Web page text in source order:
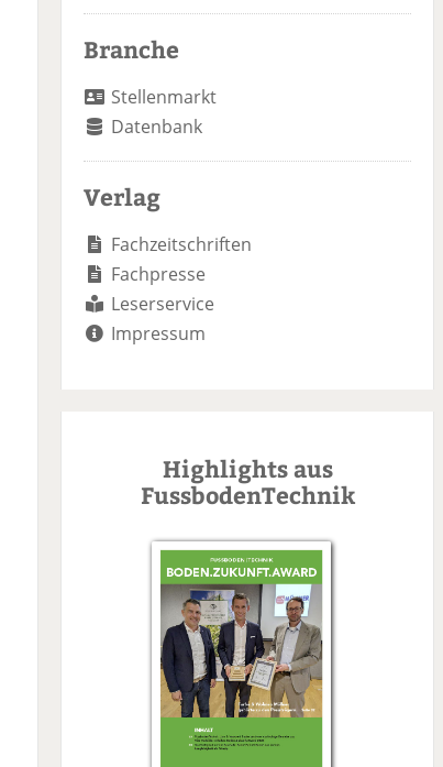
Branche
Stellenmarkt
Datenbank
Verlag
Fachzeitschriften
Fachpresse
Leserservice
Impressum
Highlights aus
FussbodenTechnik